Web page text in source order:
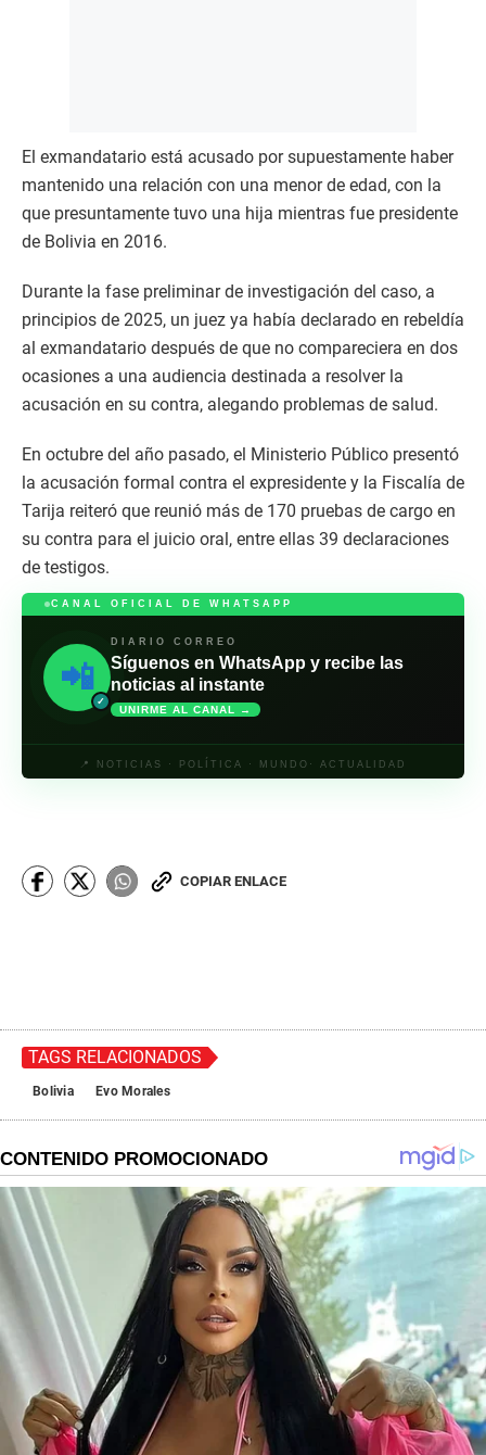
El exmandatario está acusado por supuestamente haber
mantenido una relación con una menor de edad, con la
que presuntamente tuvo una hija mientras fue presidente
de Bolivia en 2016.
Durante la fase preliminar de investigación del caso, a
principios de 2025, un juez ya había declarado en rebeldía
al exmandatario después de que no compareciera en dos
ocasiones a una audiencia destinada a resolver la
acusación en su contra, alegando problemas de salud.
En octubre del año pasado, el Ministerio Público presentó
la acusación formal contra el expresidente y la Fiscalía de
Tarija reiteró que reunió más de 170 pruebas de cargo en
su contra para el juicio oral, entre ellas 39 declaraciones
de testigos.
CANAL OFICIAL DE WHATSAPP
📲
✓
DIARIO CORREO
Síguenos en WhatsApp y recibe las
noticias al instante
UNIRME AL CANAL →
📍 NOTICIAS · POLÍTICA · MUNDO· ACTUALIDAD
COPIAR ENLACE
TAGS RELACIONADOS
Bolivia Evo Morales